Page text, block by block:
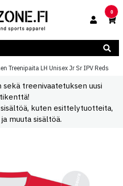
0
Treenipaita LH Unisex Jr Sr IPV Reds
sekä treenivaatetuksen uusi
sisältöä, kuten esittelytuotteita,
muuta sisältöä.